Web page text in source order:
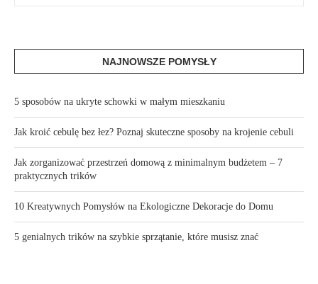
NAJNOWSZE POMYSŁY
5 sposobów na ukryte schowki w małym mieszkaniu
Jak kroić cebulę bez łez? Poznaj skuteczne sposoby na krojenie cebuli
Jak zorganizować przestrzeń domową z minimalnym budżetem – 7
praktycznych trików
10 Kreatywnych Pomysłów na Ekologiczne Dekoracje do Domu
5 genialnych trików na szybkie sprzątanie, które musisz znać